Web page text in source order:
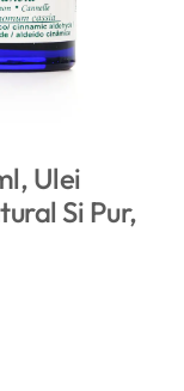
Ulei
Si Pur,